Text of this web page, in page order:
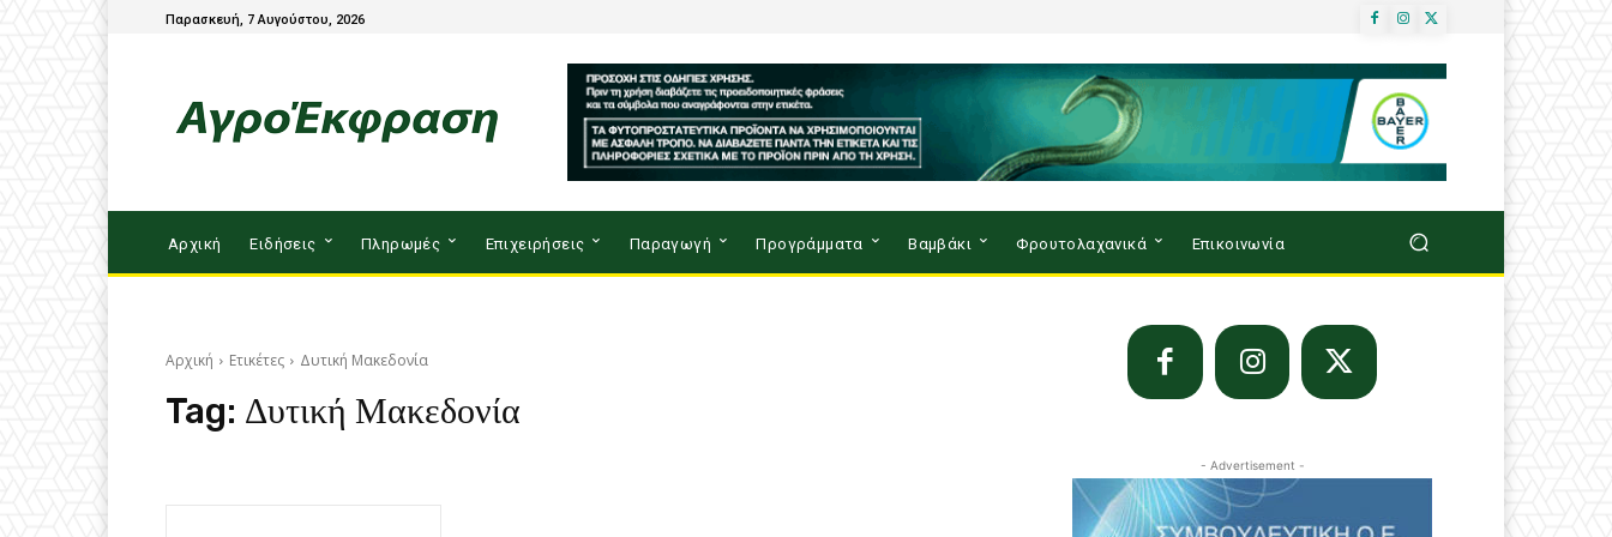
Παρασκευή, 7 Αυγούστου, 2026
Αρχική Ειδήσεις Πληρωμές Επιχειρήσεις Παραγωγή Προγράμματα Βαμβάκι Φρουτολαχανικά Επικοινωνία
Αρχική Ετικέτες Δυτική Μακεδονία
Tag: Δυτική Μακεδονία
- Advertisement -